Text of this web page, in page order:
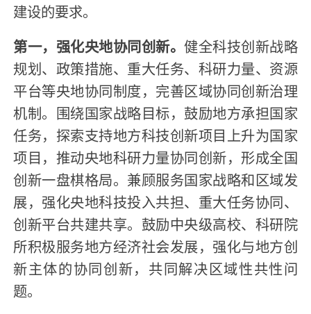
建设的要求。
第一，强化央地协同创新。健全科技创新战略
规划、政策措施、重大任务、科研力量、资源
平台等央地协同制度，完善区域协同创新治理
机制。围绕国家战略目标，鼓励地方承担国家
任务，探索支持地方科技创新项目上升为国家
项目，推动央地科研力量协同创新，形成全国
创新一盘棋格局。兼顾服务国家战略和区域发
展，强化央地科技投入共担、重大任务协同、
创新平台共建共享。鼓励中央级高校、科研院
所积极服务地方经济社会发展，强化与地方创
新主体的协同创新，共同解决区域性共性问
题。